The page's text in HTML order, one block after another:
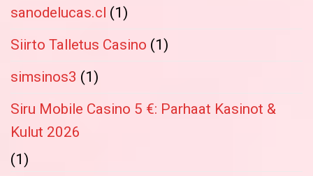
sanodelucas.cl (1)
Siirto Talletus Casino (1)
simsinos3 (1)
Siru Mobile Casino 5 €: Parhaat Kasinot &
Kulut 2026
(1)